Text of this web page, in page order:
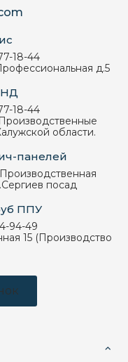
18-44
д.5
18-44
области.
панелей
посад
ППУ
94-49
15 (Производство